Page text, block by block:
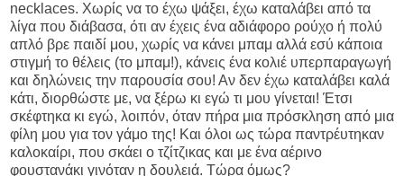
necklaces. Χωρίς να το έχω ψάξει, έχω καταλάβει από τα
λίγα που διάβασα, ότι αν έχεις ένα αδιάφορο ρούχο ή πολύ
απλό βρε παιδί μου, χωρίς να κάνει μπαμ αλλά εσύ κάποια
στιγμή το θέλεις (το μπαμ!), κάνεις ένα κολιέ υπερπαραγωγή
και δηλώνεις την παρουσία σου! Αν δεν έχω καταλάβει καλά
κάτι, διορθώστε με, να ξέρω κι εγώ τι μου γίνεται! Έτσι
σκέφτηκα κι εγώ, λοιπόν, όταν πήρα μια πρόσκληση από μια
φίλη μου για τον γάμο της! Και όλοι ως τώρα παντρέυτηκαν
καλοκαίρι, που σκάει ο τζίτζικας και με ένα αέρινο
φουστανάκι γινόταν η δουλειά. Τώρα όμως?